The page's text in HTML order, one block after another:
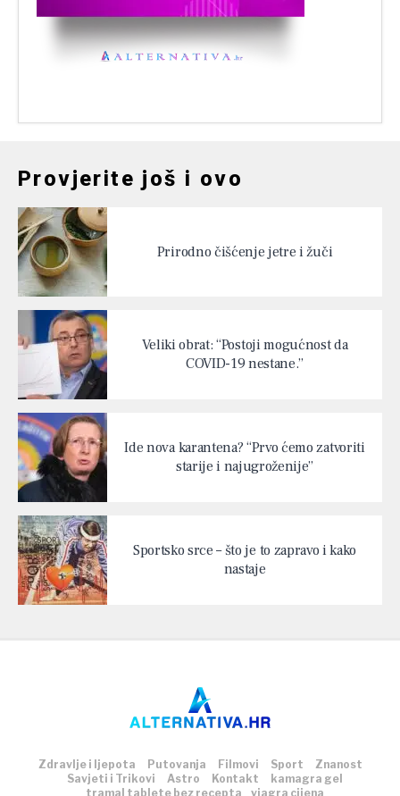
Provjerite još i ovo
Prirodno čišćenje jetre i žuči
Veliki obrat: “Postoji mogućnost da
COVID-19 nestane.”
Ide nova karantena? “Prvo ćemo zatvoriti
starije i najugroženije”
Sportsko srce – što je to zapravo i kako
nastaje
Zdravlje i ljepota Putovanja Filmovi Sport
Znanost
Savjeti i Trikovi
Astro Kontakt
kamagra gel
tramal tablete bez recepta
viagra cijena